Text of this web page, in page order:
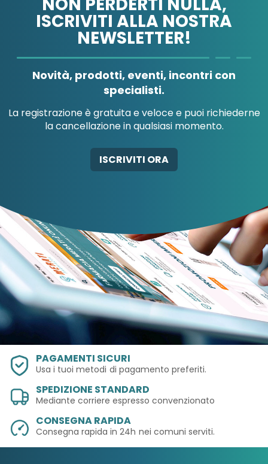
A.B.PHARM SRL
IND.FARM.RIUN.SRL
AB-GLOBAL SRL
A.MENARINI
AB-GLOBAL SRL
ISCRIVITI ALLA NOSTRA
NEWSLETTER!
Novità, prodotti, eventi, incontri con
specialisti.
La registrazione è gratuita e veloce e puoi richiederne
la cancellazione in qualsiasi momento.
ISCRIVITI ORA
PAGAMENTI SICURI
Usa i tuoi metodi di pagamento preferiti.
SPEDIZIONE STANDARD
Mediante corriere espresso convenzionato
CONSEGNA RAPIDA
Consegna rapida in 24h nei comuni serviti.